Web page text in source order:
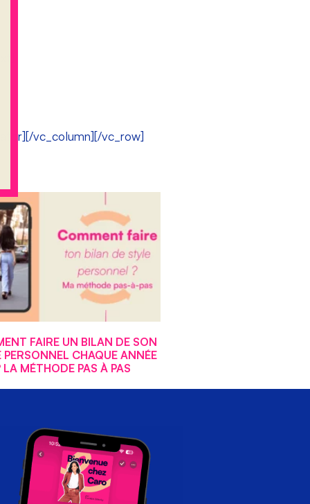
vc_column][/vc_row]
FAIRE UN BILAN DE SON
PERSONNEL CHAQUE ANNÉE
LA MÉTHODE PAS À PAS